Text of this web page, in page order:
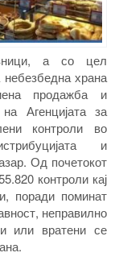
а со цел
храна
продажба и
Агенцијата за
контроли во
и
Од почетокот
контроли кај
поради поминат
неправилно
или вратени се